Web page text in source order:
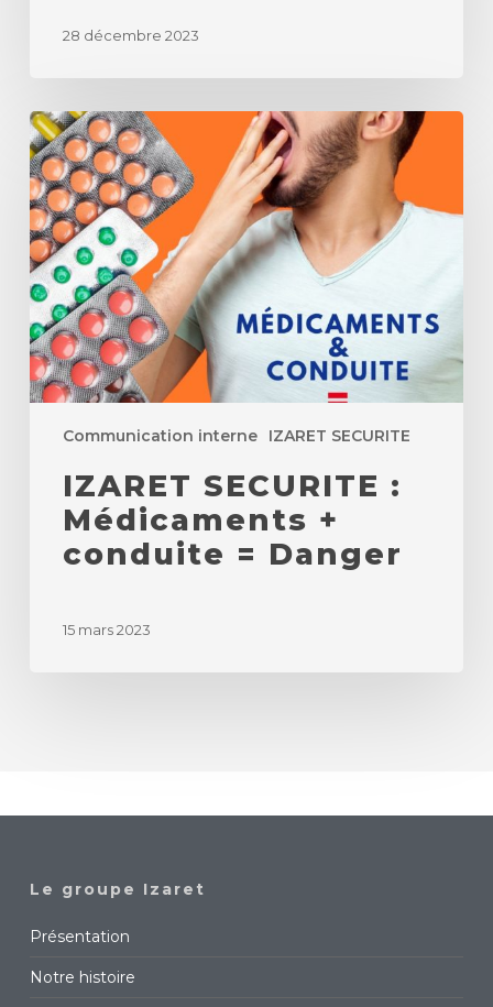
28 décembre 2023
Communication interne IZARET SECURITE
IZARET
SECURITE
:
Médicaments
+
conduite
=
Danger
IZARET SECURITE :
Médicaments +
conduite = Danger
15 mars 2023
Le groupe Izaret
Présentation
Notre histoire